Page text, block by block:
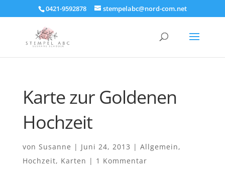
0421-9592878 stempelabc@nord-com.net
Karte zur Goldenen
Hochzeit
von Susanne | Juni 24, 2013 | Allgemein,
Hochzeit, Karten | 1 Kommentar